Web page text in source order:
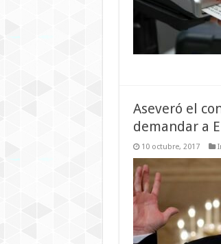
Aseveró el
demandar a
10 octubre, 2017